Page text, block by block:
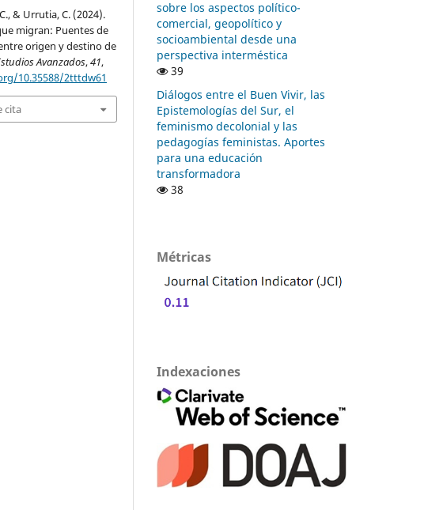
& Urrutia, C. (2024).
migran: Puentes de
origen y destino de
Avanzados,41,
10.35588/2tttdw61
cita
sobre los aspectos político-
comercial, geopolítico y
socioambiental desde una
perspectiva interméstica
39
Diálogos entre el Buen Vivir, las
Epistemologías del Sur, el
feminismo decolonial y las
pedagogías feministas. Aportes
para una educación
transformadora
38
Métricas
Indexaciones